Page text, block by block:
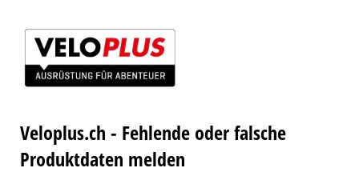
Veloplus.ch - Fehlende oder falsche
Produktdaten melden